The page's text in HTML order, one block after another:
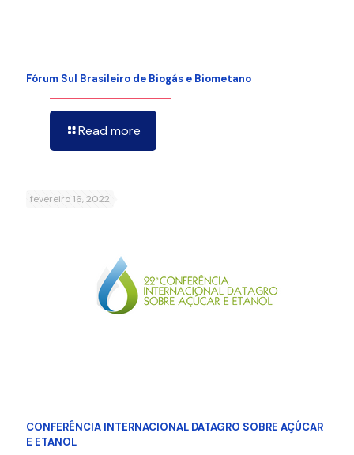
Fórum Sul Brasileiro de Biogás e Biometano
Read more
fevereiro 16, 2022
CONFERÊNCIA INTERNACIONAL DATAGRO SOBRE AÇÚCAR
E ETANOL